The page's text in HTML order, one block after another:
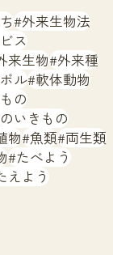
大
とは
外来生物法
ス
来生物 外来種
ル 軟体動物
の
いきもの
物 魚類 両生類
たべよう
えよう